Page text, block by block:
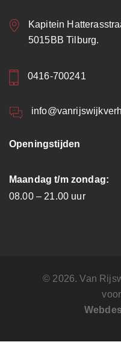
Kapitein
5015BB Tilburg.
0416-700241
Openingstijden
Maandag t/m zondag:
08.00 – 21.00 uur
© 2026. Van